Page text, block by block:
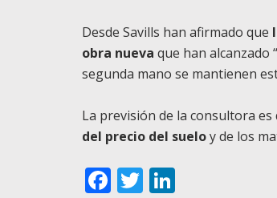
Desde Savills han afirmado que
obra nueva que han alcanzado
segunda mano se mantienen
La previsión de la consultora es
del precio del sueloy de los
Facebook
Twitter